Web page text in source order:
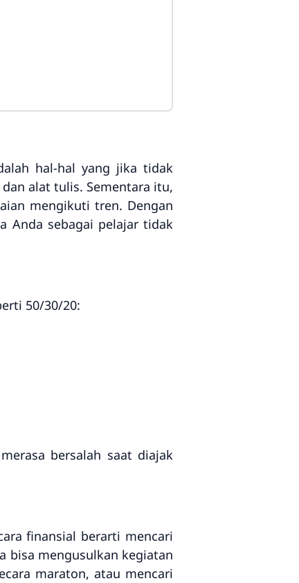
hal-hal yang jika tidak
alat tulis. Sementara itu,
mengikuti tren. Dengan
Anda sebagai pelajar tidak
50/30/20:
bersalah saat diajak
finansial berarti mencari
bisa mengusulkan kegiatan
maraton, atau mencari